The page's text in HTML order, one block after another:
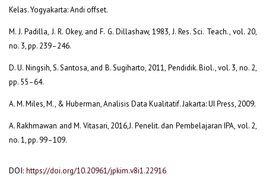
Kelas. Yogyakarta: Andi offset.
M. J. Padilla, J. R. Okey, and F. G. Dillashaw, 1983, J. Res. Sci. Teach., vol. 20,
no. 3, pp. 239–246.
D. U. Ningsih, S. Santosa, and B. Sugiharto, 2011, Pendidik. Biol., vol. 3, no. 2,
pp. 55–64.
A. M. Miles, M., & Huberman, Analisis Data Kualitatif. Jakarta: UI Press, 2009.
A. Rakhmawan and M. Vitasari, 2016,J. Penelit. dan Pembelajaran IPA, vol. 2,
no. 1, pp. 99–109.
DOI: https://doi.org/10.20961/jpkim.v8i1.22916